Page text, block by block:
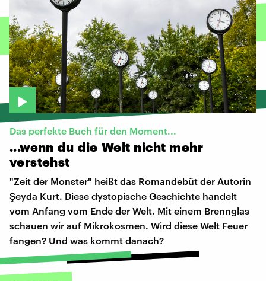
Das perfekte Buch für den Moment...
...wenn du die Welt nicht mehr
verstehst
"Zeit der Monster" heißt das Romandebüt der Autorin
Şeyda Kurt. Diese dystopische Geschichte handelt
vom Anfang vom Ende der Welt. Mit einem Brennglas
schauen wir auf Mikrokosmen. Wird diese Welt Feuer
fangen? Und was kommt danach?